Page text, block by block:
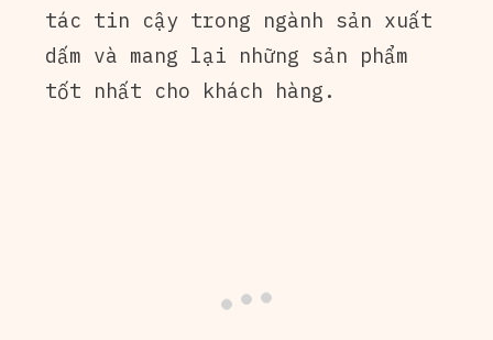
tác tin cậy trong ngành sản xuất
dấm và mang lại những sản phẩm
tốt nhất cho khách hàng.